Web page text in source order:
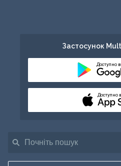
Застосунок
Доступно в
Доступно в